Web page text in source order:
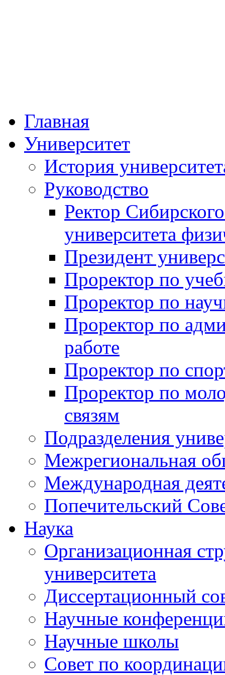
Главная
Университет
История
Руководство
Ректор
университета
Президент
Проректор по
Проректор по
Проректор по
работе
Проректор по
Проректор по
связям
Подразделения
Межрегиональная
Международная
Попечительский
Наука
Организационная
университета
Диссертационный
Научные
Научные школы
Совет по